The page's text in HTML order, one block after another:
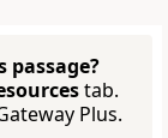
tab.
Plus.